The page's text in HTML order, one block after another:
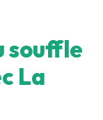
souffle
La